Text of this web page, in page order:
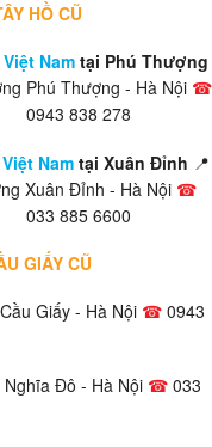
HỒ CŨ
Namtại Phú Thượng
Phú Thượng - Hà Nội ☎
0943 838 278
Namtại Xuân Đỉnh 📍
Xuân Đỉnh - Hà Nội ☎
033 885 6600
GIẤY CŨ
Giấy - Hà Nội ☎ 0943
Nghĩa Đô - Hà Nội ☎ 033